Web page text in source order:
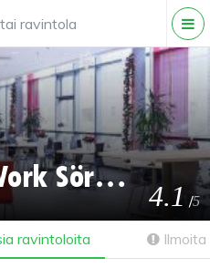
Theron Eat & Work Sörnäinen 4.1 /5
ravintoloita